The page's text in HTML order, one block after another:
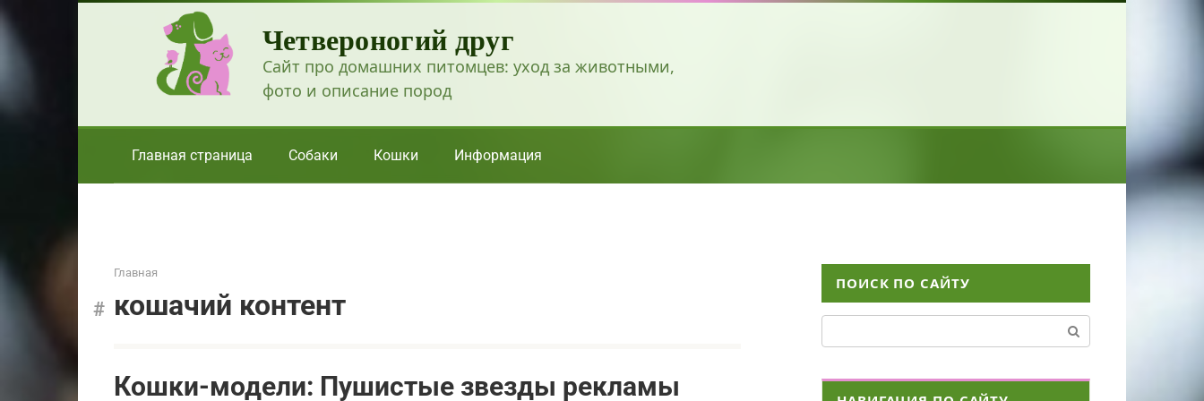
Перейти
Четвероногий друг
Сайт про домашних питомцев: уход за животными,
фото и описание пород
Главная страница Собаки Кошки Информация
Главная
кошачий контент
Кошки-модели: Пушистые звезды рекламы
ПОИСК ПО САЙТУ